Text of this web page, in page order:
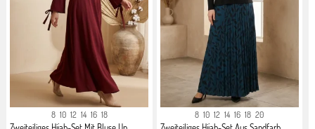
8 10 12 14 16 18 8 10 12 14 16 18 20